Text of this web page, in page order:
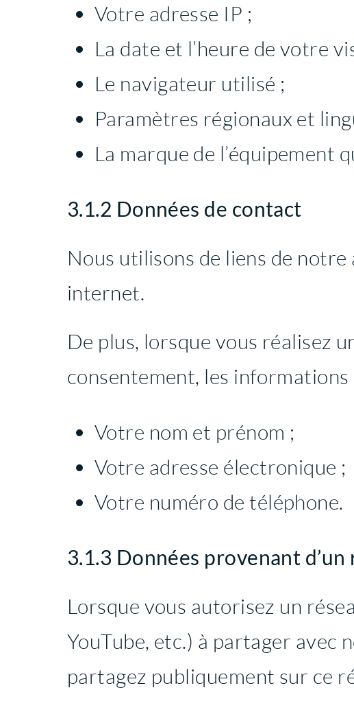
Votre adresse IP ;
La date et l’heure de votre
Le navigateur utilisé ;
Paramètres régionaux et
La marque de l’équipement
3.1.2 Données de contact
Nous utilisons de liens de
internet.
De plus, lorsque vous réalisez
consentement, les informations
Votre nom et prénom ;
Votre adresse électronique ;
Votre numéro de téléphone.
3.1.3 Données provenant d’un
Lorsque vous autorisez un
YouTube, etc.) à partager avec
partagez publiquement sur ce